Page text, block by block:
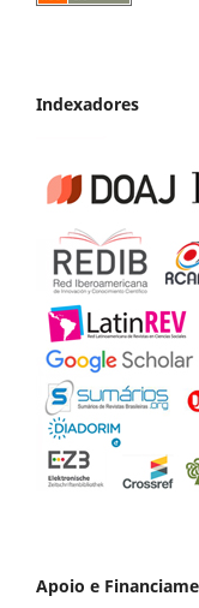
Indexadores
Apoio e